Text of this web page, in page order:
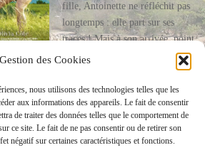
Gestion des Cookies
nous utilisons des technologies telles que les
aux informations des appareils. Le fait de consentir
de traiter des données telles que le comportement de
ce site. Le fait de ne pas consentir ou de retirer son
négatif sur certaines caractéristiques et fonctions.
fille, Antoinette ne réfléchit pas
longtemps : elle part sur ses
traces ! Mais à son arrivée, point
de Vladimir – Seulement